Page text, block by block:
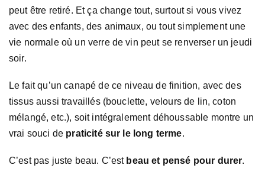
peut être retiré. Et ça change tout, surtout si vous vivez
avec des enfants, des animaux, ou tout simplement une
vie normale où un verre de vin peut se renverser un jeudi
soir.
Le fait qu’un canapé de ce niveau de finition, avec des
tissus aussi travaillés (bouclette, velours de lin, coton
mélangé, etc.), soit intégralement déhoussable montre un
vrai souci de praticité sur le long terme.
C’est pas juste beau. C’est beau et pensé pour durer.